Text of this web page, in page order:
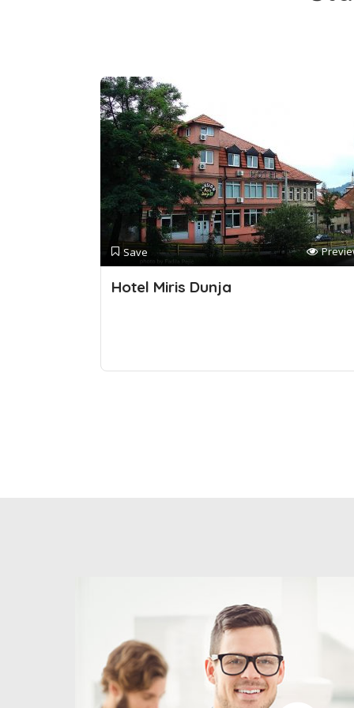
Save
Hotel Miris Dunja